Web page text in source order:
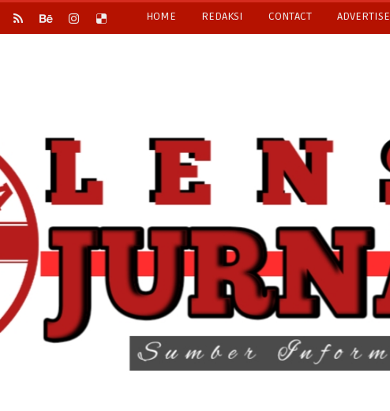
HOME REDAKSI CONTACT ADVERTISE